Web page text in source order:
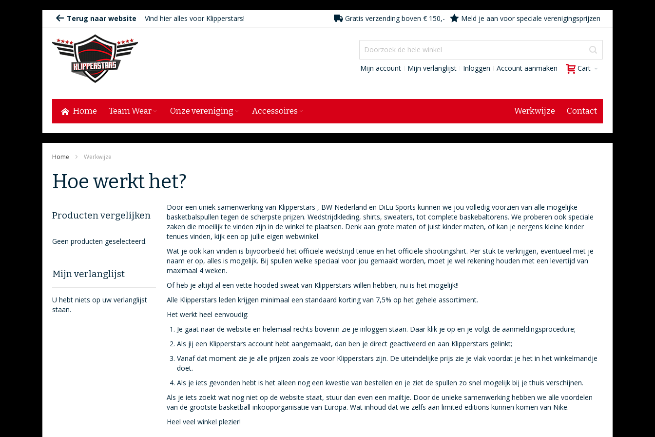
Ga
de
inhoud
Terug naar website Vind hier alles voor Klipperstars! Gratis verzending boven € 150,- Meld je aan voor speciale verenigingsprijzen
Cart
Mijn account Mijn verlanglijst Inloggen Account aanmaken
Home Team Wear Onze vereniging Accessoires Contact
Werkwijze
Home Werkwijze
Hoe werkt het?
Door een uniek samenwerking van Klipperstars , BW Nederland en DiLu Sports kunnen we jou volledig voorzien van alle mogelijke
basketbalspullen tegen de scherpste prijzen. Wedstrijdkleding, shirts, sweaters, tot complete baskebaltorens. We proberen ook speciale
zaken die moeilijk te vinden zijn in de winkel te plaatsen. Denk aan grote maten of juist kinder maten, of kan je nergens kleine kinder
tenues vinden, kijk een op jullie eigen webwinkel.
Wat je ook kan vinden is bijvoorbeeld het officiële wedstrijd tenue en het officiële shootingshirt. Per stuk te verkrijgen, eventueel met je
naam er op, alles is mogelijk. Bij spullen welke speciaal voor jou gemaakt worden, moet je wel rekening houden met een levertijd van
maximaal 4 weken.
Of heb je altijd al een vette hooded sweat van Klipperstars willen hebben, nu is het mogelijk!!
Alle Klipperstars leden krijgen minimaal een standaard korting van 7,5% op het gehele assortiment.
Het werkt heel eenvoudig:
Je gaat naar de website en helemaal rechts bovenin zie je inloggen staan. Daar klik je op en je volgt de aanmeldingsprocedure;
Als jij een Klipperstars account hebt aangemaakt, dan ben je direct geactiveerd en aan Klipperstars gelinkt;
Vanaf dat moment zie je alle prijzen zoals ze voor Klipperstars zijn. De uiteindelijke prijs zie je vlak voordat je het in het winkelmandje
doet.
Als je iets gevonden hebt is het alleen nog een kwestie van bestellen en je ziet de spullen zo snel mogelijk bij je thuis verschijnen.
Als je iets zoekt wat nog niet op de website staat, stuur dan even een mailtje. Door de unieke samenwerking hebben we alle voordelen
van de grootste basketball inkooporganisatie van Europa. Wat inhoud dat we zelfs aan limited editions kunnen komen van Nike.
Heel veel winkel plezier!
Producten vergelijken
Geen producten geselecteerd.
Mijn verlanglijst
U hebt niets op uw verlanglijst
staan.